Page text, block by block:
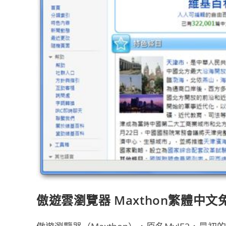
傲遊雲瀏覽器 Maxthon繁體中文